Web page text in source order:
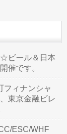
ビール＆日本
催です。
フィナンシャ
東京金融ビレ
ESC/WHF